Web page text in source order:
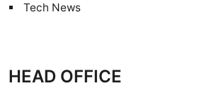
Tech News
HEAD OFFICE